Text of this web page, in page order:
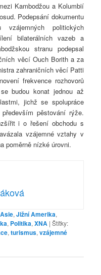
Kambodžou a Kolumbií
Podepsání dokumentu
vzájemných politických
bilaterálních vazeb a
stranu podepsal
věcí Ouch Borith a za
zahraničních věcí Patti
frekvence rozhovorů
budou konat jednou až
jichž se spolupráce
pěstování rýže.
i o řešení obchodu s
vzájemné vztahy v
poměrně nízké úrovni.
,Jižní Amerika,
, Politika,XNA |Štítky:
,turismus,vzájemné